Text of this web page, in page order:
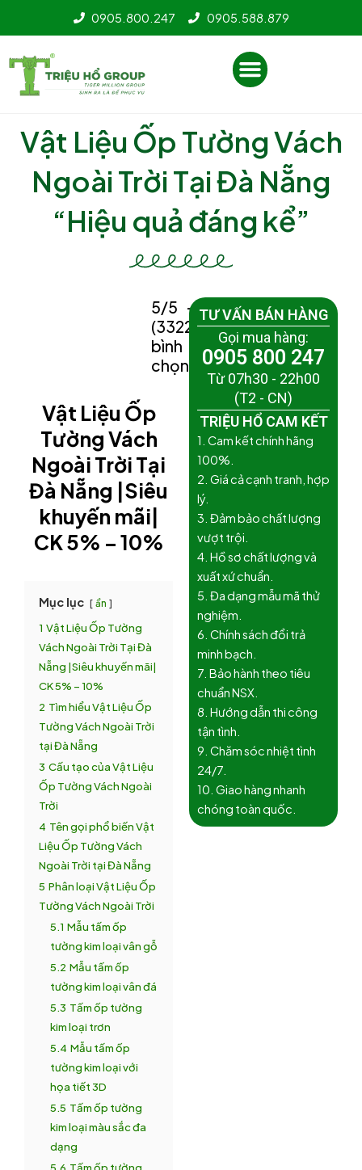
dung
0905.800.247 0905.588.879
Menu
Vật Liệu Ốp Tường Vách
Ngoài Trời Tại Đà Nẵng
“Hiệu quả đáng kể”
5/5 -
(3322
bình
chọn)
Vật Liệu Ốp
Tường Vách
Ngoài Trời Tại
Đà Nẵng |Siêu
khuyến mãi|
CK 5% – 10%
Mục lục ẩn
1 Vật Liệu Ốp Tường
Vách Ngoài Trời Tại Đà
Nẵng |Siêu khuyến mãi|
CK 5% – 10%
2 Tìm hiểu Vật Liệu Ốp
Tường Vách Ngoài Trời
tại Đà Nẵng
3 Cấu tạo của Vật Liệu
Ốp Tường Vách Ngoài
Trời
4 Tên gọi phổ biến Vật
Liệu Ốp Tường Vách
Ngoài Trời tại Đà Nẵng
5 Phân loại Vật Liệu Ốp
Tường Vách Ngoài Trời
5.1 Mẫu tấm ốp
tường kim loại vân gỗ
5.2 Mẫu tấm ốp
tường kim loại vân đá
5.3 Tấm ốp tường
kim loại trơn
5.4 Mẫu tấm ốp
tường kim loại với
họa tiết 3D
5.5 Tấm ốp tường
kim loại màu sắc đa
dạng
5.6 Tấm ốp tường
TƯ VẤN BÁN HÀNG
Gọi mua hàng:
0905 800 247
Từ 07h30 - 22h00
(T2 - CN)
TRIỆU HỔ CAM KẾT
1. Cam kết chính hãng
100%.
2. Giá cả cạnh tranh, hợp
lý.
3. Đảm bảo chất lượng
vượt trội.
4. Hồ sơ chất lượng và
xuất xứ chuẩn.
5. Đa dạng mẫu mã thử
nghiệm.
6. Chính sách đổi trả
minh bạch.
7. Bảo hành theo tiêu
chuẩn NSX.
8. Hướng dẫn thi công
tận tình.
9. Chăm sóc nhiệt tình
24/7.
10. Giao hàng nhanh
chóng toàn quốc.